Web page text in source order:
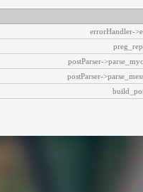
errorHandler-
postParser-
postParser-